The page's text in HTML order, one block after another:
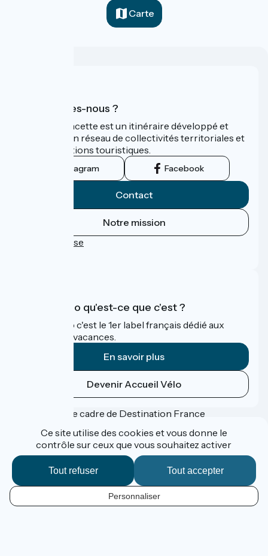
FR
Carte
Qui sommes-nous ?
La Vélo Francette est un itinéraire développé et
promu par un réseau de collectivités territoriales et
leurs institutions touristiques.
Instagram Facebook
Contact
Notre mission
Espace Presse
Accueil Vélo qu'est-ce que c'est ?
Accueil Vélo c'est le 1er label français dédié aux
cyclistes en vacances.
En savoir plus
Devenir Accueil Vélo
Financé dans le cadre de Destination France
Accueil Vélo Pro
Espace Presse
Espace Pro
Mentions légales
Ce site utilise des cookies et vous donne le
contrôle sur ceux que vous souhaitez activer
Tout accepter
Tout refuser
Personnaliser